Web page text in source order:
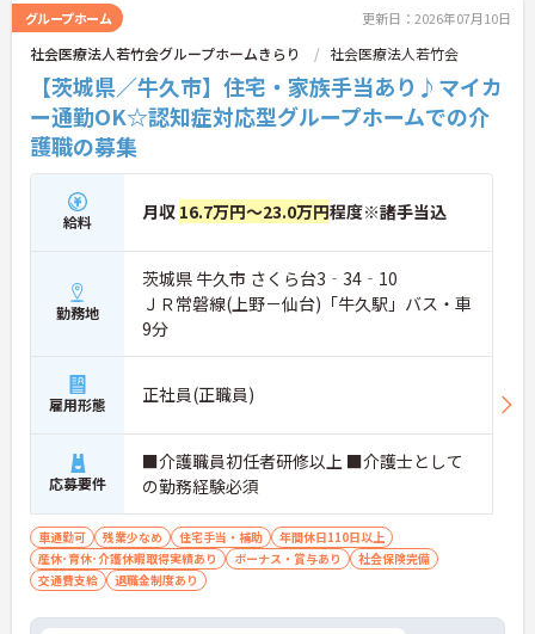
資格取得にかかる費用を法人がサポートしています
・OJTに加え、外部研修やオンライン研修への参加
機会があります
★法人内で多様な経験を積みながら、自分らしいキ
ャリア形成を描ける環境です ・特別養護老人ホー
ム、グループホーム、デイサービス、居宅介護支援
事業所を運営しています ・サービス形態の異なる事
業所への異動相談が可能です ・すべての事業所が同
★地域に根差した在宅支援の窓口として、多職種連
携を実践できる環境です ・ケアプラン作成からサー
ビス調整まで在宅生活を総合的に支援しています ・
介護保険の申請支援や各種相談対応を行っています
・地域福祉サービスや介護用品の紹介など、幅広い
支援に携わることができます
ご興味ある方には、面接対策ポイントなど、さらに
詳細をお話しいたしますのでお気軽にご相談くださ
い！
グループホーム 更新日：2026年07月10日
社会医療法人若竹会グループホームきらり 社会医療法人若竹会
【茨城県／牛久市】住宅・家族手当あり♪マイカ
ー通勤OK☆認知症対応型グループホームでの介
護職の募集
給料 月収 16.7万円～23.0万円程度※諸手当込
勤務地
茨城県 牛久市 さくら台3‐34‐10
ＪＲ常磐線(上野－仙台)「牛久駅」バス・車
9分
雇用形態 正社員(正職員)
応募要件
■介護職員初任者研修以上 ■介護士として
の勤務経験必須
車通勤可 残業少なめ 住宅手当・補助
年間休日110日以上
産休･育休･介護休暇取得実績あり
ボーナス・賞与あり
社会保険完備
交通費支給
退職金制度あり